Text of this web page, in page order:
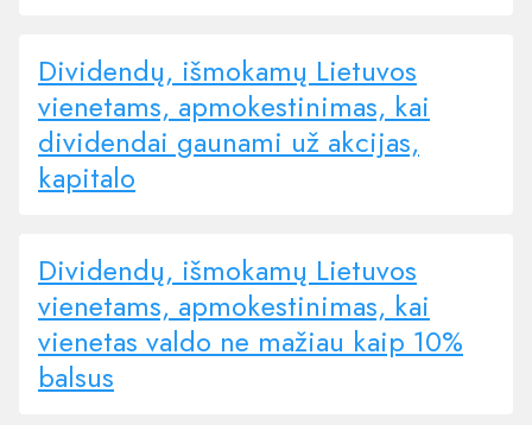
Dividendų, išmokamų Lietuvos
vienetams, apmokestinimas, kai
dividendai gaunami už akcijas,
kapitalo
Dividendų, išmokamų Lietuvos
vienetams, apmokestinimas, kai
vienetas valdo ne mažiau kaip 10%
balsus